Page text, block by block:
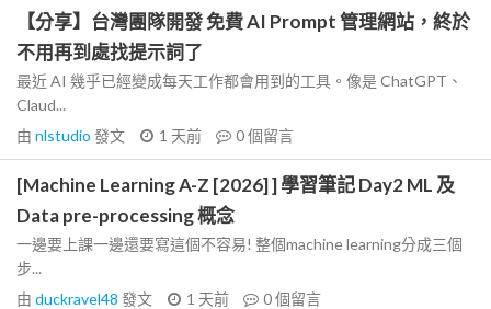
【分享】台灣團隊開發 免費 AI Prompt 管理網站，終於
不用再到處找提示詞了
最近 AI 幾乎已經變成每天工作都會用到的工具。像是 ChatGPT、
Claud...
由 nlstudio 發文 1 天前 0個留言
[Machine Learning A-Z [2026] ] 學習筆記 Day2 ML 及
Data pre-processing 概念
一邊要上課一邊還要寫這個不容易! 整個machine learning分成三個
步...
由 duckravel48 發文 1 天前 0個留言